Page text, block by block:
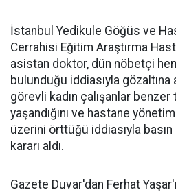
İstanbul Yedikule Göğüs ve
Cerrahisi Eğitim Araştırma
asistan doktor, dün nöbetçi
bulunduğu iddiasıyla gözaltına
görevli kadın çalışanlar benzer
yaşandığını ve hastane
üzerini örttüğü iddiasıyla basın
kararı aldı.
Gazete Duvar'dan Ferhat